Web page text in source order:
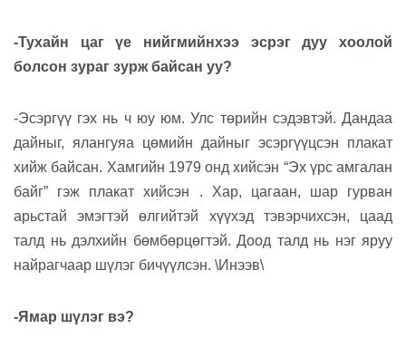
-Тухайн цаг үе нийгмийнхээ эсрэг дуу хоолой
болсон зураг зурж байсан уу?
-Эсэргүү гэх нь ч юу юм. Улс төрийн сэдэвтэй. Дандаа
дайныг, ялангуяа цөмийн дайныг эсэргүүцсэн плакат
хийж байсан. Хамгийн 1979 онд хийсэн “Эх үрс амгалан
байг” гэж плакат хийсэн . Хар, цагаан, шар гурван
арьстай эмэгтэй өлгийтэй хүүхэд тэвэрчихсэн, цаад
талд нь дэлхийн бөмбөрцөгтэй. Доод талд нь нэг яруу
найрагчаар шүлэг бичүүлсэн. \Инээв\
-Ямар шүлэг вэ?